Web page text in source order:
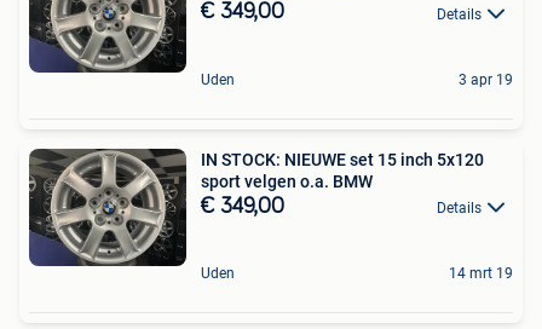
€ 349,00 Details
Uden 3 apr 19
IN STOCK: NIEUWE set 15 inch 5x120
sport velgen o.a. BMW
€ 349,00 Details
Uden 14 mrt 19